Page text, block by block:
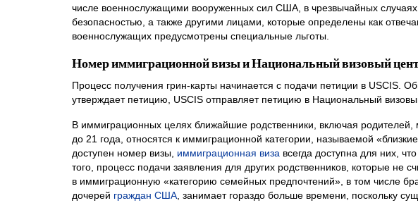
числе военнослужащими вооруженных сил США, в чрезвычайных
безопасностью, а также другими лицами, которые определены как
военнослужащих предусмотрены специальные льготы.
Номер иммиграционной визы и Национальный визовый
Процесс получения грин-карты начинается с подачи петиции в USCIS.
утверждает петицию, USCIS отправляет петицию в Национальный
В иммиграционных целях ближайшие родственники, включая родителей,
до 21 года, относятся к иммиграционной категории, называемой
доступен номер визы, иммиграционная виза всегда доступна для них,
того, процесс подачи заявления для других родственников, которые
в иммиграционную «категорию семейных предпочтений», в том числе
дочерей граждан США , занимает гораздо больше времени, поскольку